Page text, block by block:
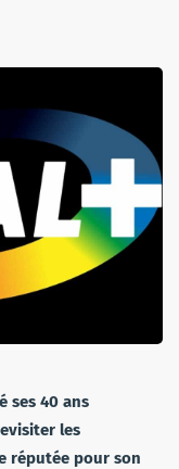
ses 40 ans
les
réputée pour son